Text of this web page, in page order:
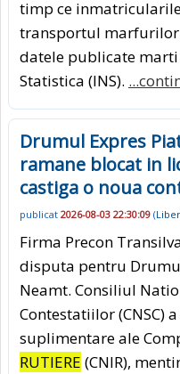
timp ce
transportul marfurilor
datele publicate
Statistica (INS).
Drumul Expres
ramane blocat in
castiga o noua
publicat 2026-08-03 22:30:09 (
Firma Precon
disputa pentru
Neamt. Consiliul
Contestatiilor (CNSC)
suplimentare ale
RUTIERE (CNIR),